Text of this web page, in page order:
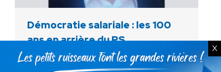
Démocratie salariale : les 100
ans en arrière du PS
Non classé ParDebout La France
3 juin 2014
X